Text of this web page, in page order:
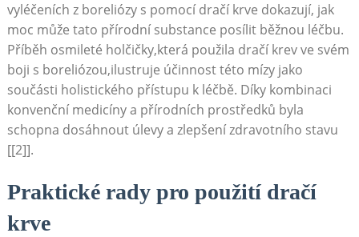
vyléčeních z boreliózy s pomocí dračí krve dokazují, jak
moc může tato přírodní substance posílit běžnou léčbu.
Příběh osmileté holčičky,která použila dračí krev ve svém
boji s boreliózou,ilustruje účinnost této mízy jako
součásti holistického přístupu k léčbě. Díky kombinaci
konvenční medicíny a přírodních prostředků byla
schopna dosáhnout úlevy a zlepšení zdravotního stavu
[[2]].
Praktické rady pro použití dračí
krve